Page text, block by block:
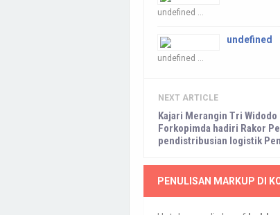
undefined ...
undefined
undefined ...
NEXT ARTICLE
Kajari Merangin Tri Widodo
Forkopimda hadiri Rakor
pendistribusian logistik
PENULISAN MARKUP DI